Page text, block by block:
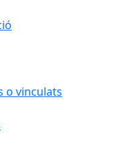
o vinculats